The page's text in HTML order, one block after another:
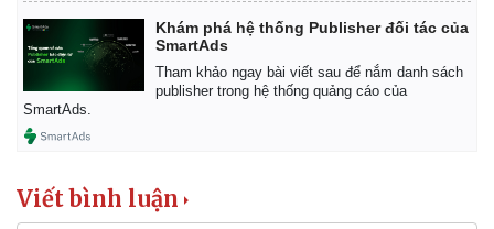
Khám phá hệ thống Publisher đối tác của
SmartAds
Tham khảo ngay bài viết sau để nắm danh sách
publisher trong hệ thống quảng cáo của
SmartAds.
Viết bình luận